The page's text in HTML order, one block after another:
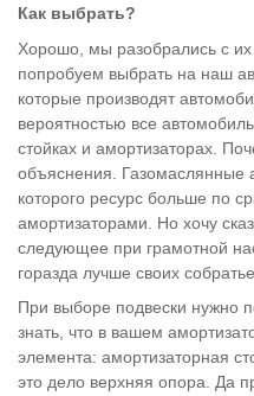
Как выбрать?
Хорошо, мы разобрались с
попробуем выбрать на наш
которые производят
вероятностью все
стойках и амортизаторах.
объяснения. Газомаслянные
которого ресурс больше по
амортизаторами. Но хочу
следующее при грамотной
горазда лучше своих
При выборе подвески нужно
знать, что в вашем
элемента: амортизаторная
это дело верхняя опора. Да